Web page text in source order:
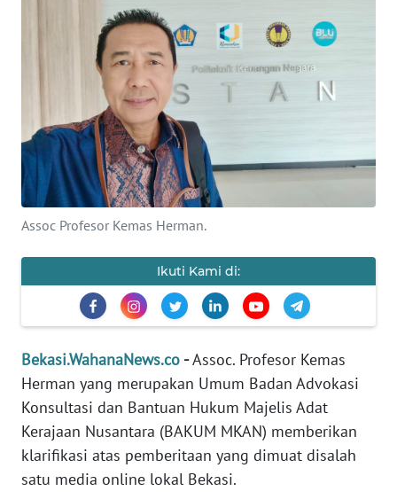
Assoc Profesor Kemas Herman.
Ikuti Kami di:
Bekasi.WahanaNews.co -Assoc. Profesor Kemas
Herman yang merupakan Umum Badan Advokasi
Konsultasi dan Bantuan Hukum Majelis Adat
Kerajaan Nusantara (BAKUM MKAN) memberikan
klarifikasi atas pemberitaan yang dimuat disalah
satu media online lokal Bekasi.
KAMI
INFO
IKLAN
PEDOMAN
MEDIA
SIBER
KARIR
DISCLAIMER